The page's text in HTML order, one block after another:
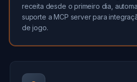
receita desde o primeiro dia,
suporte a MCP server para
de jogo.